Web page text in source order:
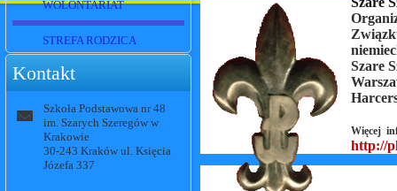
WOLONTARIAT
STREFA RODZICA
Kontakt
Szkoła Podstawowa nr 48
im. Szarych Szeregów w
Krakowie
30-243 Kraków ul. Księcia
Józefa 337
Szare
Więcej
http://